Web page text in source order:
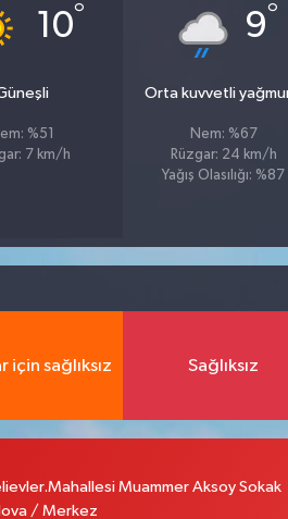
10°
%51
7 km/h
9°
Orta kuvvetli
Nem: %67
Rüzgar: 24 km/h
Yağış Olasılığı: %87
için sağlıksız Sağlıksız
Muammer Aksoy Sokak
/ Merkez